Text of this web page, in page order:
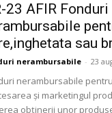
23 AFIR Fonduri
sau
nerambursabile - 23
nerambursabile
şi marketingul
obţinerii unor